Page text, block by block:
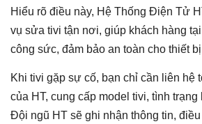
Hiểu rõ điều này, Hệ Thống Điện Tử
vụ sửa tivi tận nơi, giúp khách hàng
công sức, đảm bảo an toàn cho thiết
Khi tivi gặp sự cố, bạn chỉ cần liên hệ
của HT, cung cấp model tivi, tình
Đội ngũ HT sẽ ghi nhận thông tin,